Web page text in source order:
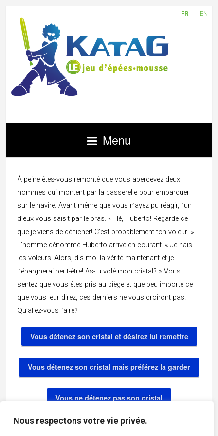
Nous respectons votre vie privée.
FR EN
Menu
À peine êtes-vous remonté que vous apercevez deux
hommes qui montent par la passerelle pour embarquer
sur le navire. Avant même que vous n’ayez pu réagir, l’un
d’eux vous saisit par le bras. « Hé, Huberto! Regarde ce
que je viens de dénicher! C’est probablement ton voleur! »
L’homme dénommé Huberto arrive en courant. « Je hais
les voleurs! Alors, dis-moi la vérité maintenant et je
t’épargnerai peut-être! As-tu volé mon cristal? » Vous
sentez que vous êtes pris au piège et que peu importe ce
que vous leur direz, ces derniers ne vous croiront pas!
Qu’allez-vous faire?
Vous détenez son cristal et désirez lui remettre
Vous détenez son cristal mais préférez la garder
Vous ne détenez pas son cristal
Vous préférez lui répondre que tous les pirates